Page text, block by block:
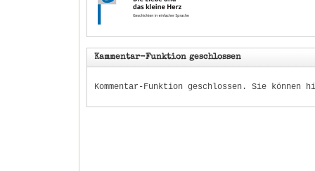
Kammentar-Funktion geschlossen
Kommentar-Funktion geschlossen. Sie können